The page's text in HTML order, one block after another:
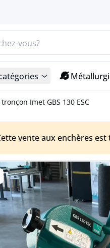
Imet GBS 130 ESC
vente aux enchères est